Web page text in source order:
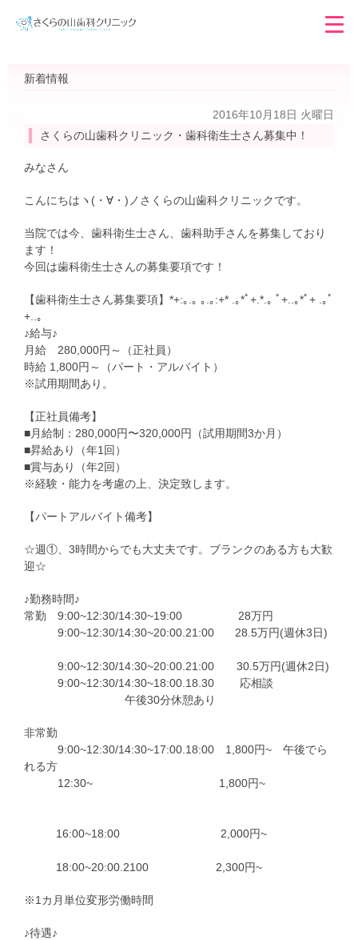
新着情報
2016年10月18日 火曜日
さくらの山歯科クリニック・歯科衛生士さん募集中！
みなさん
こんにちはヽ(・∀・)ノさくらの山歯科クリニックです。
当院では今、歯科衛生士さん、歯科助手さんを募集しており
ます！
今回は歯科衛生士さんの募集要項です！
【歯科衛生士さん募集要項】*+:｡.｡ ｡.｡:+* .｡*ﾟ+.*.｡ ﾟ+..｡*ﾟ+ .｡ﾟ
+..｡
♪給与♪
月給 280,000円～（正社員）
時給 1,800円～（パート・アルバイト）
※試用期間あり。
【正社員備考】
■月給制：280,000円〜320,000円（試用期間3か月）
■昇給あり（年1回）
■賞与あり（年2回）
※経験・能力を考慮の上、決定致します。
【パートアルバイト備考】
☆週①、3時間からでも大丈夫です。ブランクのある方も大歓
迎☆
♪勤務時間♪
常勤 9:00~12:30/14:30~19:00 28万円
9:00~12:30/14:30~20:00.21:00 28.5万円(週休3日)
9:00~12:30/14:30~20:00.21:00 30.5万円(週休2日)
9:00~12:30/14:30~18:00.18.30 応相談
午後30分休憩あり
非常勤
9:00~12:30/14:30~17:00.18:00 1,800円~ 午後でら
れる方
12:30~ 1,800円~
16:00~18:00 2,000円~
18:00~20:00.2100 2,300円~
※1カ月単位変形労働時間
♪待遇♪